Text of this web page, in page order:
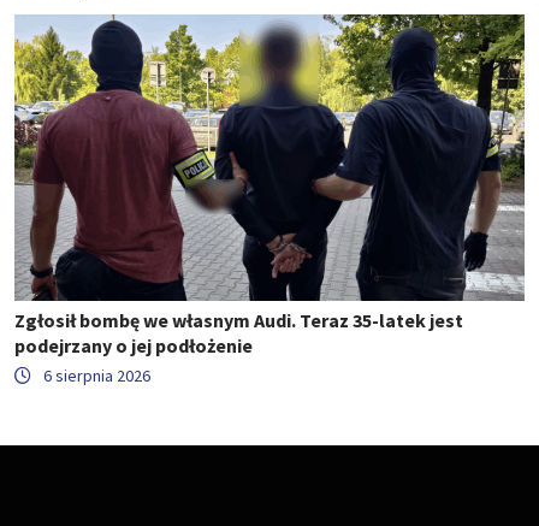
Zgłosił bombę we własnym Audi. Teraz 35-latek jest
podejrzany o jej podłożenie
6 sierpnia 2026